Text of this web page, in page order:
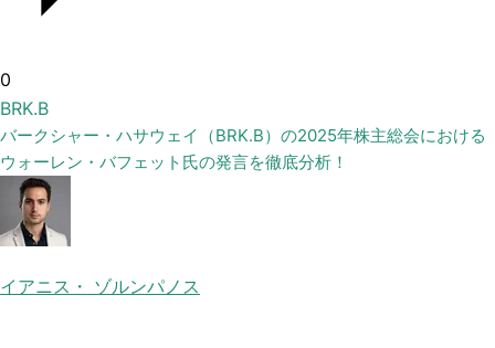
0
BRK.B
バークシャー・ハサウェイ（BRK.B）の2025年株主総会における
ウォーレン・バフェット氏の発言を徹底分析！
イアニス・ ゾルンパノス